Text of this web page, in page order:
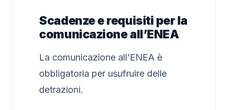
Scadenze e requisiti per la
comunicazione all’ENEA
La comunicazione all’ENEA è
obbligatoria per usufruire delle
detrazioni.